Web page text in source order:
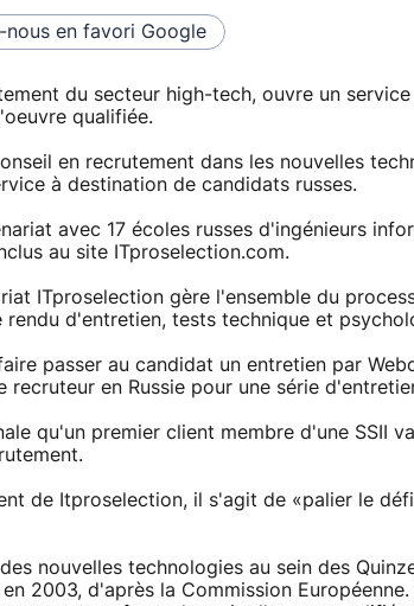
nous en favori Google
du secteur high-tech, ouvre un
qualifiée.
en recrutement dans les nouvelles
à destination de candidats russes.
avec 17 écoles russes d'ingénieurs
au site ITproselection.com.
ITproselection gère l'ensemble du
d'entretien, tests technique et
passer au candidat un entretien par
recruteur en Russie pour une série
qu'un premier client membre d'une SSII
de Itproselection, il s'agit de «palier le
nouvelles technologies au sein des
2003, d'après la Commission